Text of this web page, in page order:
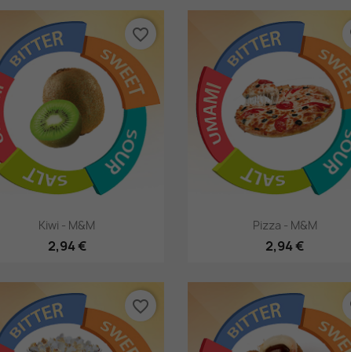
Hurtigsyning
Kiwi - M&M
2,94 €
favorite_border
Hurtigsyning
Pizza - M&M
2,94 €
favorite_border